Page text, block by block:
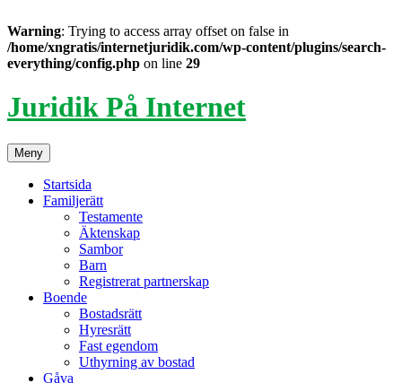
Warning: Trying to access array offset on false in
/home/xngratis/internetjuridik.com/wp-content/plugins/search-
everything/config.php on line 29
Hoppa
till
Juridik På Internet
Meny
Startsida
Familjerätt
Testamente
Äktenskap
Sambor
Barn
Registrerat partnerskap
Boende
Bostadsrätt
Hyresrätt
Fast egendom
Uthyrning av bostad
Gåva